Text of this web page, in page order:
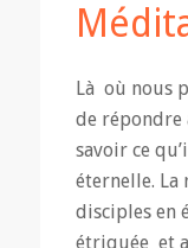
Là où nous
de répondre
savoir ce
éternelle. La
disciples en
étriquée et